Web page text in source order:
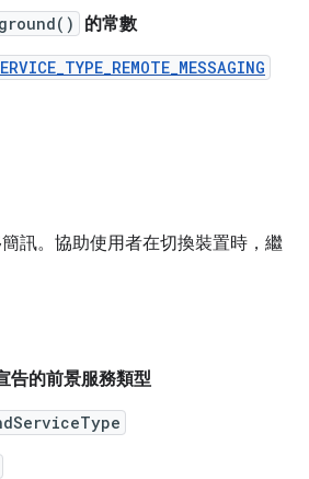
的常數
訊。協助使用者在切換裝置時，繼
告的前景服務類型